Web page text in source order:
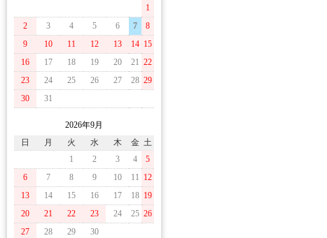
1
2
3 4 5 6 7
8
9
10 11 12 13 14 15
16
17 18 19 20 21 22
23
24 25 26 27 28 29
30
31
2026年9月
日
月 火 水 木 金 土
1
2 3 4
5
6
7 8 9 10 11 12
13
14 15 16 17 18 19
20
21 22 23 24 25 26
27
28 29 30